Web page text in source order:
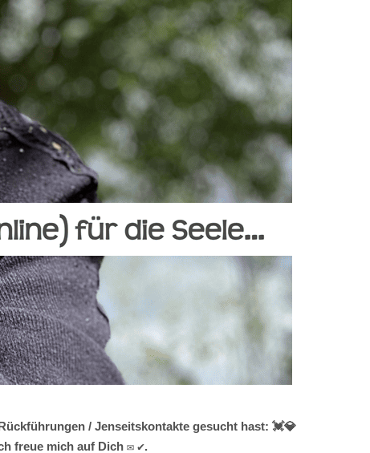
/ Jenseitskontakte gesucht hast: 💓️💎
freue mich auf Dich ✉ ✔.